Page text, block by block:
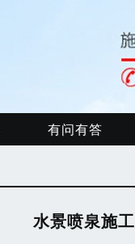
有问有答
水景喷泉施工